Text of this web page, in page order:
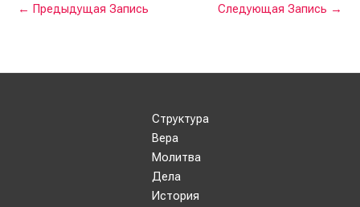
← Предыдущая Запись Следующая Запись →
Структура
Вера
Молитва
Дела
История